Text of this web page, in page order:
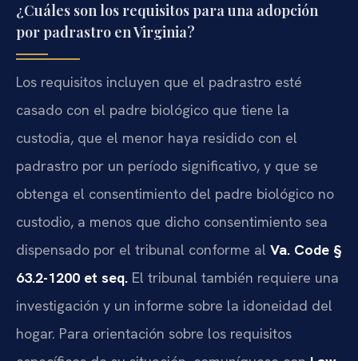
¿Cuáles son los requisitos para una adopción
por padrastro en Virginia?
Los requisitos incluyen que el padrastro esté
casado con el padre biológico que tiene la
custodia, que el menor haya residido con el
padrastro por un período significativo, y que se
obtenga el consentimiento del padre biológico no
custodio, a menos que dicho consentimiento sea
dispensado por el tribunal conforme al Va. Code §
63.2-1200 et seq. El tribunal también requiere una
investigación y un informe sobre la idoneidad del
hogar. Para orientación sobre los requisitos